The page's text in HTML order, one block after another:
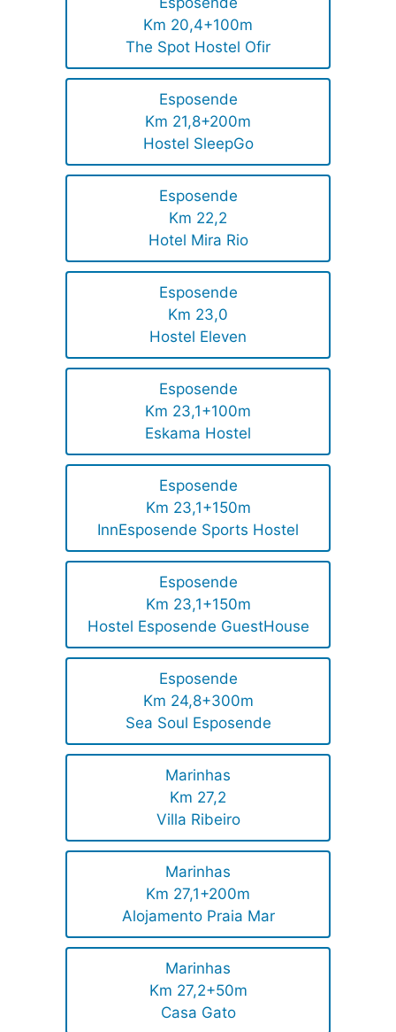
Km 20,4+100m
The Spot Hostel Ofir
Esposende
Km 21,8+200m
Hostel SleepGo
Esposende
Km 22,2
Hotel Mira Rio
Esposende
Km 23,0
Hostel Eleven
Esposende
Km 23,1+100m
Eskama Hostel
Esposende
Km 23,1+150m
InnEsposende Sports Hostel
Esposende
Km 23,1+150m
Hostel Esposende GuestHouse
Esposende
Km 24,8+300m
Sea Soul Esposende
Marinhas
Km 27,2
Villa Ribeiro
Marinhas
Km 27,1+200m
Alojamento Praia Mar
Marinhas
Km 27,2+50m
Casa Gato